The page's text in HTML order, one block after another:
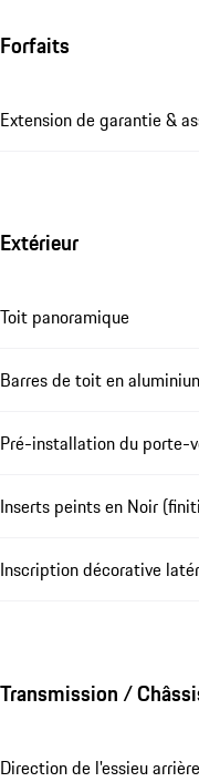
Forfaits
Extension de garantie &
Extérieur
Toit panoramique
Barres de toit en
Pré-installation du porte-
Inserts peints en Noir
Inscription décorative
Transmission /
Direction de l'essieu arrière